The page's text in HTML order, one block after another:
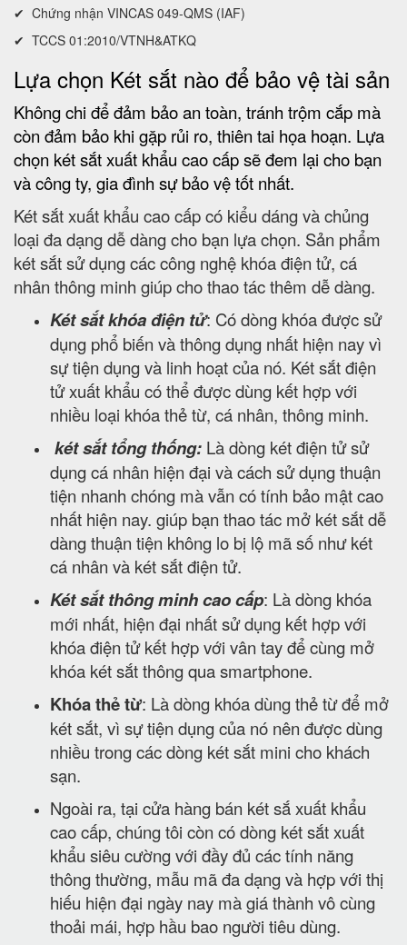
✔ Chứng nhận VINCAS 049-QMS (IAF)
✔ TCCS 01:2010/VTNH&ATKQ
Lựa chọn Két sắt nào để bảo vệ tài sản
Không chi để đảm bảo an toàn, tránh trộm cắp mà
còn đảm bảo khi gặp rủi ro, thiên tai họa hoạn. Lựa
chọn két sắt xuất khẩu cao cấp sẽ đem lại cho bạn
và công ty, gia đình sự bảo vệ tốt nhất.
Két sắt xuất khẩu cao cấp có kiểu dáng và chủng
loại đa dạng dễ dàng cho bạn lựa chọn. Sản phẩm
két sắt sử dụng các công nghệ khóa điện tử, cá
nhân thông minh giúp cho thao tác thêm dễ dàng.
Két sắt khóa điện tử: Có dòng khóa được sử
dụng phổ biến và thông dụng nhất hiện nay vì
sự tiện dụng và linh hoạt của nó. Két sắt điện
tử xuất khẩu có thể được dùng kết hợp với
nhiều loại khóa thẻ từ, cá nhân, thông minh.
két sắt tổng thống: Là dòng két điện tử sử
dụng cá nhân hiện đại và cách sử dụng thuận
tiện nhanh chóng mà vẫn có tính bảo mật cao
nhất hiện nay. giúp bạn thao tác mở két sắt dễ
dàng thuận tiện không lo bị lộ mã số như két
cá nhân và két sắt điện tử.
Két sắt thông minh cao cấp: Là dòng khóa
mới nhất, hiện đại nhất sử dụng kết hợp với
khóa điện tử kết hợp với vân tay để cùng mở
khóa két sắt thông qua smartphone.
Khóa thẻ từ: Là dòng khóa dùng thẻ từ để mở
két sắt, vì sự tiện dụng của nó nên được dùng
nhiều trong các dòng két sắt mini cho khách
sạn.
Ngoài ra, tại cửa hàng bán két sắ xuất khẩu
cao cấp, chúng tôi còn có dòng két sắt xuất
khẩu siêu cường với đầy đủ các tính năng
thông thường, mẫu mã đa dạng và hợp với thị
hiếu hiện đại ngày nay mà giá thành vô cùng
thoải mái, hợp hầu bao người tiêu dùng.